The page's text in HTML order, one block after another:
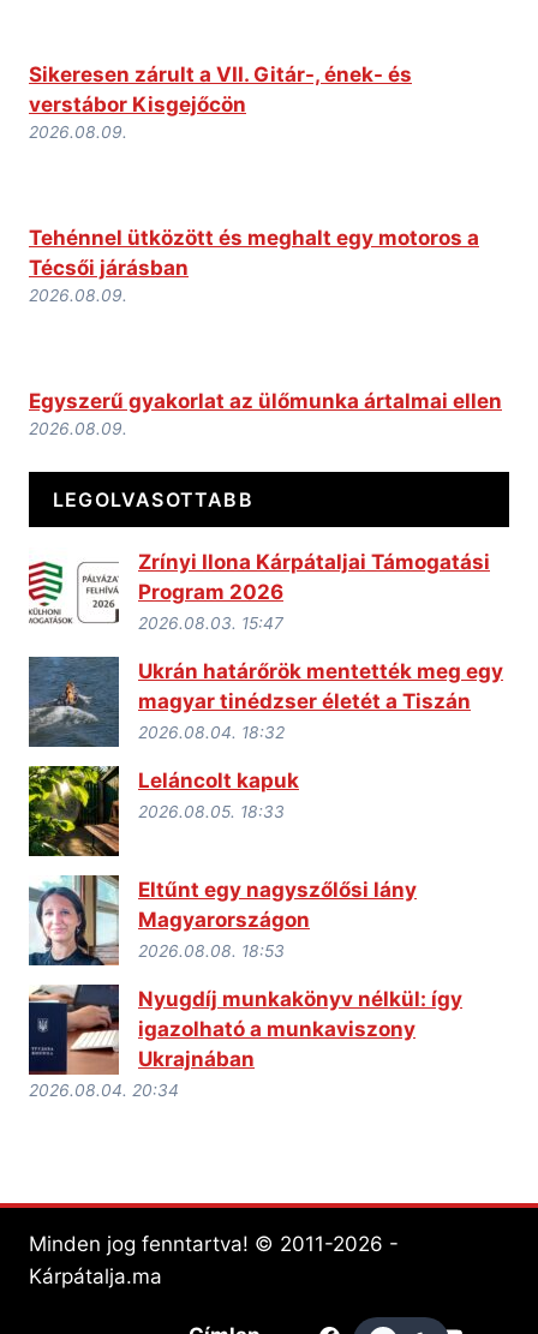
Sikeresen zárult a VII. Gitár-, ének- és
verstábor Kisgejőcön
2026.08.09.
Tehénnel ütközött és meghalt egy motoros a
Técsői járásban
2026.08.09.
Egyszerű gyakorlat az ülőmunka ártalmai ellen
2026.08.09.
LEGOLVASOTTABB
Zrínyi Ilona Kárpátaljai Támogatási
Program 2026
2026.08.03. 15:47
Ukrán határőrök mentették meg egy
magyar tinédzser életét a Tiszán
2026.08.04. 18:32
Leláncolt kapuk
2026.08.05. 18:33
Eltűnt egy nagyszőlősi lány
Magyarországon
2026.08.08. 18:53
Nyugdíj munkakönyv nélkül: így
igazolható a munkaviszony
Ukrajnában
2026.08.04. 20:34
Minden jog fenntartva! © 2011-2026 -
Kárpátalja.ma